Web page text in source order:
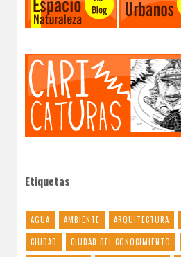
Etiquetas
AGUA AMBIENTE ARQUITECTURA
CIUDAD
CIUDAD DEL CONOCIMIENTO